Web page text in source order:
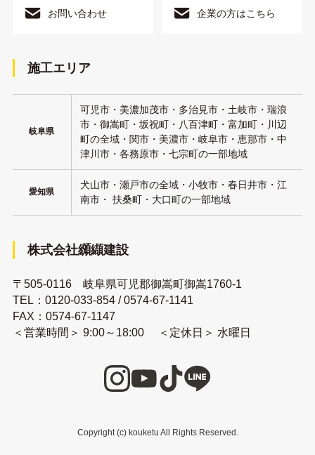
お問い合わせ 企業の方はこちら
施工エリア
岐阜県
可児市・美濃加茂市・多治見市・土岐市・瑞浪
市・御嵩町・坂祝町・八百津町・富加町・川辺
町の全域・関市・美濃市・岐阜市・恵那市・中
津川市・各務原市・七宗町の一部地域
愛知県
犬山市・瀬戸市の全域・小牧市・春日井市・江
南市・ 扶桑町・大口町の一部地域
株式会社纐纈建設
〒505-0116 岐阜県可児郡御嵩町御嵩1760-1
TEL： 0120-033-854/0574-67-1141
FAX：0574-67-1147
＜営業時間＞ 9:00～18:00 ＜定休日＞ 水曜日
Copyright (c) kouketu All Rights Reserved.